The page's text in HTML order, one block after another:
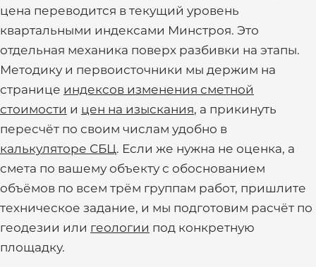
цена переводится в текущий уровень
квартальными индексами Минстроя. Это
отдельная механика поверх разбивки на этапы.
Методику и первоисточники мы держим на
странице индексов изменения сметной
стоимости и цен на изыскания, а прикинуть
пересчёт по своим числам удобно в
калькуляторе СБЦ. Если же нужна не оценка, а
смета по вашему объекту с обоснованием
объёмов по всем трём группам работ, пришлите
техническое задание, и мы подготовим расчёт по
геодезии или геологии под конкретную
площадку.